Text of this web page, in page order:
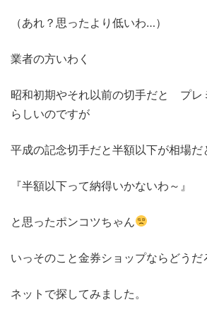
（あれ？思ったより低いわ…）
業者の方いわく
昭和初期やそれ以前の切手だと プレ
らしいのですが
平成の記念切手だと半額以下が相場
『半額以下って納得いかないわ～』
と思ったポンコツちゃん
いっそのこと金券ショップならどうだ
ネットで探してみました。